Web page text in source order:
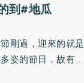
到#地瓜
剛過，迎來的就是
姿的節日，故有小